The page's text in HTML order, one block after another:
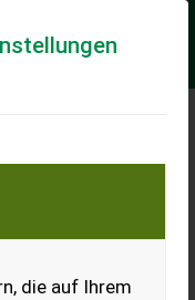
die auf Ihrem
–